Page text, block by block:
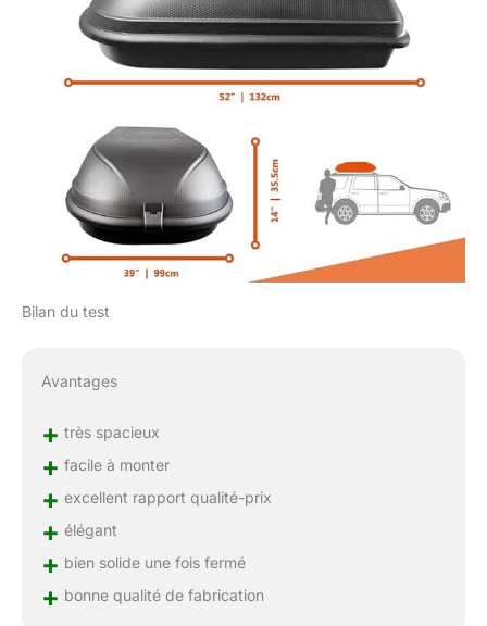
Bilan du test
Avantages
+ très spacieux
+ facile à monter
+ excellent rapport qualité-prix
+ élégant
+ bien solide une fois fermé
+ bonne qualité de fabrication